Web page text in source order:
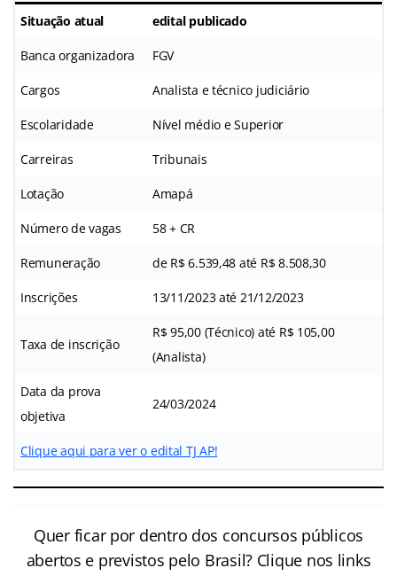
Situação atual edital publicado
Banca organizadora FGV
Cargos Analista e técnico judiciário
Escolaridade Nível médio e Superior
Carreiras Tribunais
Lotação Amapá
Número de vagas 58 + CR
Remuneração de R$ 6.539,48 até R$ 8.508,30
Inscrições 13/11/2023 até 21/12/2023
Taxa de inscrição
R$ 95,00 (Técnico) até R$ 105,00
(Analista)
Data da prova
objetiva
24/03/2024
Clique aqui para ver o edital TJ AP!
Quer ficar por dentro dos concursos públicos
abertos e previstos pelo Brasil? Clique nos links